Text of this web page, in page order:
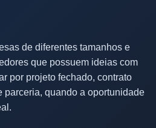
de diferentes tamanhos e
que possuem ideias com
por projeto fechado, contrato
parceria, quando a oportunidade